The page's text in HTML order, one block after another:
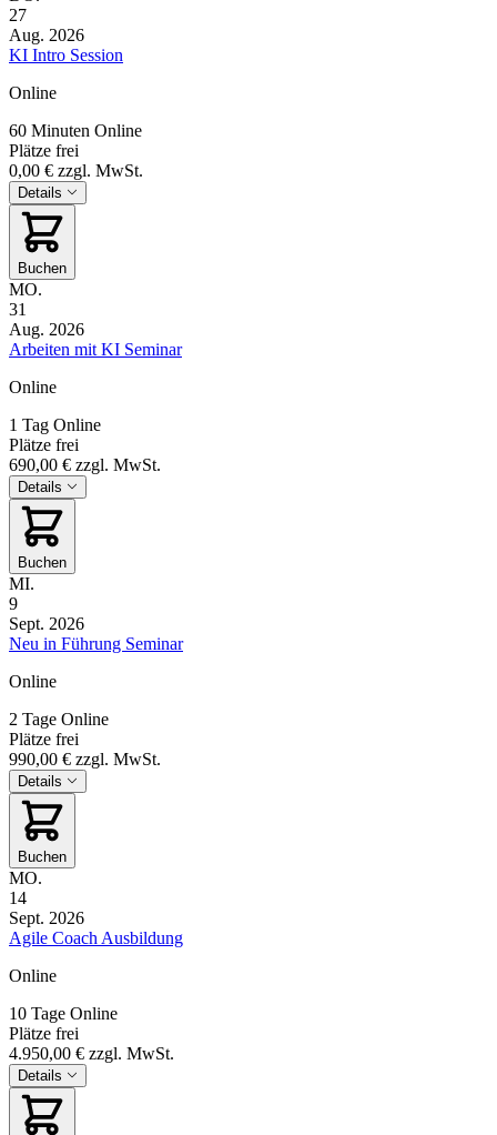
27
Aug. 2026
KI Intro Session
Online
60 Minuten Online
Plätze frei
0,00 € zzgl. MwSt.
Details
Buchen
MO.
31
Aug. 2026
Arbeiten mit KI Seminar
Online
1 Tag Online
Plätze frei
690,00 € zzgl. MwSt.
Details
Buchen
MI.
9
Sept. 2026
Neu in Führung Seminar
Online
2 Tage Online
Plätze frei
990,00 € zzgl. MwSt.
Details
Buchen
MO.
14
Sept. 2026
Agile Coach Ausbildung
Online
10 Tage Online
Plätze frei
4.950,00 € zzgl. MwSt.
Details